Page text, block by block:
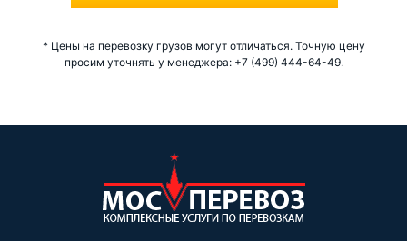
* Цены на перевозку грузов могут отличаться. Точную цену
просим уточнять у менеджера: +7 (499) 444-64-49.